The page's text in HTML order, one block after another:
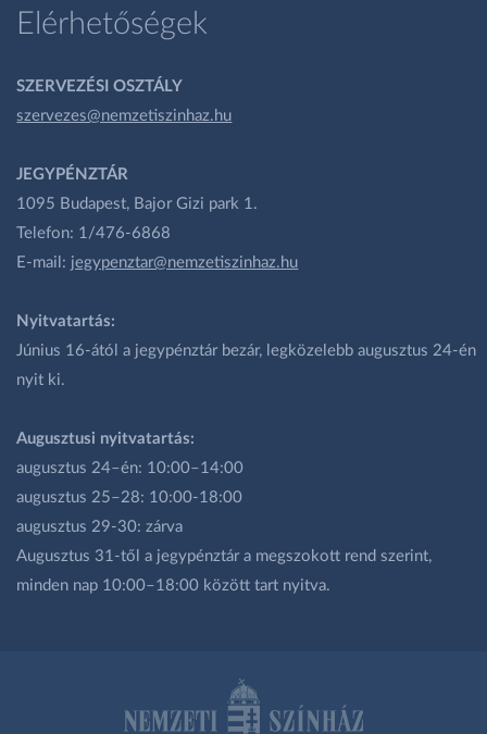
Elérhetőségek
SZERVEZÉSI OSZTÁLY
szervezes@nemzetiszinhaz.hu
JEGYPÉNZTÁR
1095 Budapest, Bajor Gizi park 1.
Telefon: 1/476-6868
E-mail: jegypenztar@nemzetiszinhaz.hu
Nyitvatartás:
Június 16-ától a jegypénztár bezár, legközelebb augusztus 24-én
nyit ki.
Augusztusi nyitvatartás:
augusztus 24–én: 10:00–14:00
augusztus 25–28: 10:00-18:00
augusztus 29-30: zárva
Augusztus 31-től a jegypénztár a megszokott rend szerint,
minden nap 10:00–18:00 között tart nyitva.